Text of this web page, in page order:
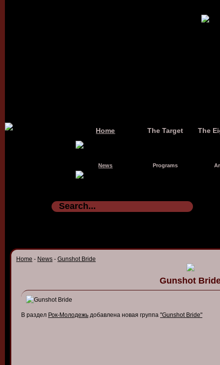
Home The Target The
News Programs
Home - News - Gunshot Bride
Gunshot
В раздел Рок-Молодежь добавлена новая группа "Gunshot Bride"